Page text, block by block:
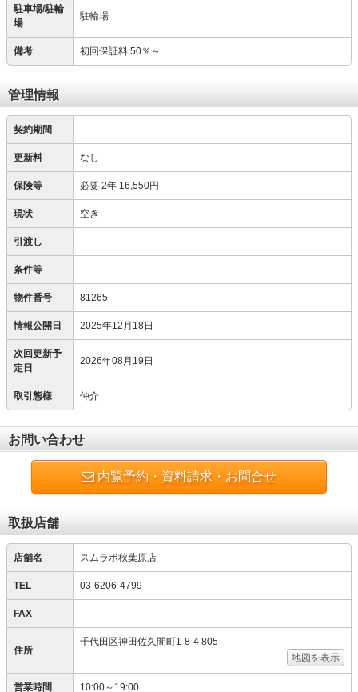
駐車場/駐輪
場
駐輪場
備考 初回保証料:50％～
管理情報
契約期間 －
更新料 なし
保険等 必要 2年 16,550円
現状 空き
引渡し －
条件等 －
物件番号 81265
情報公開日 2025年12月18日
次回更新予
定日
2026年08月19日
取引態様 仲介
お問い合わせ
内覧予約・資料請求・お問合せ
取扱店舗
店舗名 スムラボ秋葉原店
TEL 03-6206-4799
FAX
住所
千代田区神田佐久間町1-8-4 805
地図を表示
営業時間 10:00～19:00